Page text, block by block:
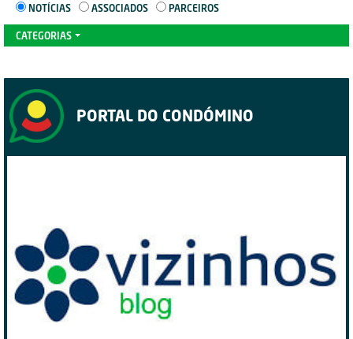
NOTÍCIAS ASSOCIADOS PARCEIROS
CATEGORIAS
PORTAL DO CONDÓMINO